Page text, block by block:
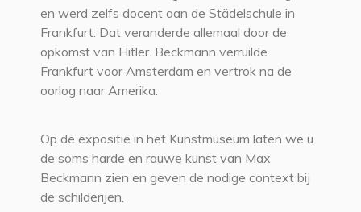
en werd zelfs docent aan de Städelschule in
Frankfurt. Dat veranderde allemaal door de
opkomst van Hitler. Beckmann verruilde
Frankfurt voor Amsterdam en vertrok na de
oorlog naar Amerika.
Op de expositie in het Kunstmuseum laten we u
de soms harde en rauwe kunst van Max
Beckmann zien en geven de nodige context bij
de schilderijen.